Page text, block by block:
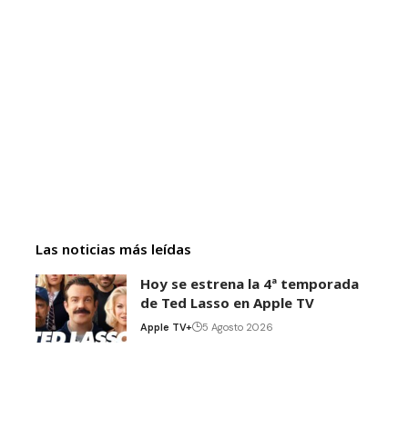
Las noticias más leídas
Hoy se estrena la 4ª temporada
de Ted Lasso en Apple TV
Apple TV+ 5 Agosto 2026